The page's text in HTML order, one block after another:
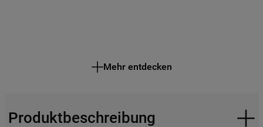
Mehr entdecken
Produktbeschreibung